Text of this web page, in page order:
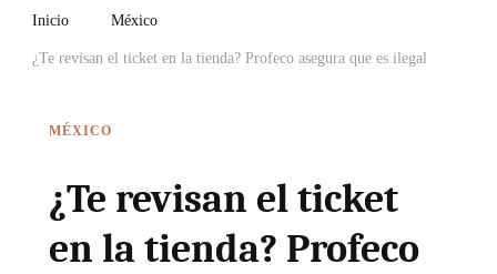
Inicio México
¿Te revisan el ticket en la tienda? Profeco asegura que es ilegal
MÉXICO
¿Te revisan el ticket
en la tienda? Profeco